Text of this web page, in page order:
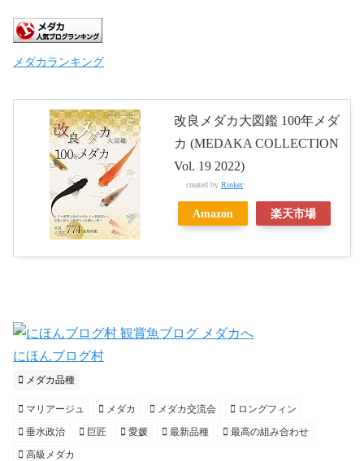
メダカランキング
改良メダカ大図鑑 100年メダ
カ (MEDAKA COLLECTION
Vol. 19 2022)
created by Rinker
Amazon 楽天市場
にほんブログ村
メダカ品種
マリアージュ メダカ メダカ交流会
ロングフィン
垂水政治
巨匠 愛媛 最新品種
最高の組み合わせ
高級メダカ